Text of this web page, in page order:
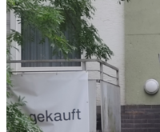
Brauchen Sie Hilfe? Unser Team
Nach
oben